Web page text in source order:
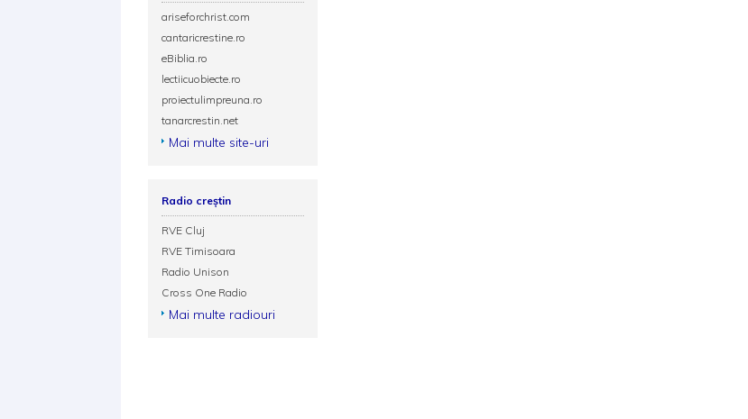
ariseforchrist.com
cantaricrestine.ro
eBiblia.ro
lectiicuobiecte.ro
proiectulimpreuna.ro
tanarcrestin.net
Mai multe site-uri
Radio creștin
RVE Cluj
RVE Timisoara
Radio Unison
Cross One Radio
Mai multe radiouri